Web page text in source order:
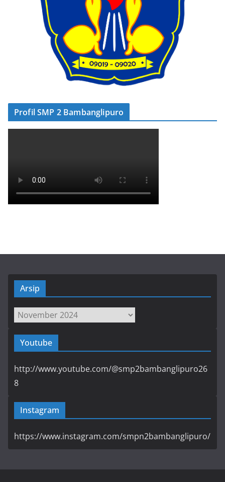
Profil SMP 2 Bambanglipuro
Arsip
Arsip
Youtube
http://www.youtube.com/@smp2bambanglipuro26
8
Instagram
https://www.instagram.com/smpn2bambanglipuro/